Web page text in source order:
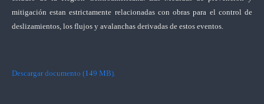
mitigación estan estrictamente relacionadas con obras para el control de
deslizamientos, los flujos y avalanchas derivadas de estos eventos.
Descargar documento (149 MB).